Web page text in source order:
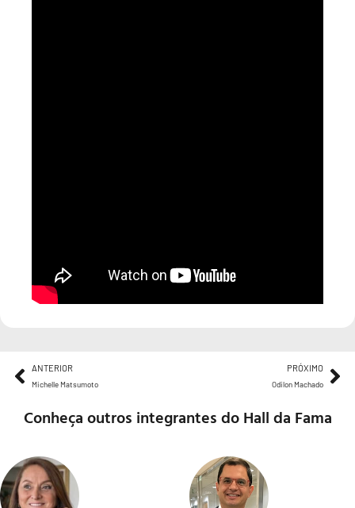
ANTERIOR
Michelle Matsumoto
PRÓXIMO
Odilon Machado
Conheça outros integrantes do Hall da Fama